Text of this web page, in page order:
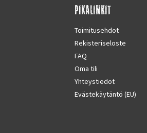
PIKALINKIT
Toimitusehdot
Rekisteriseloste
FAQ
Oma tili
Yhteystiedot
Evästekäytäntö (EU)